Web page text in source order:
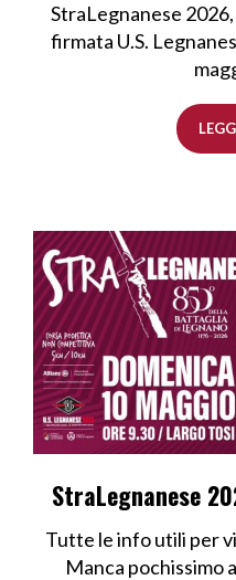
StraLegnanese
firmata U.S.
StraLegnanese
Tutte le info utili per
Manca pochissimo